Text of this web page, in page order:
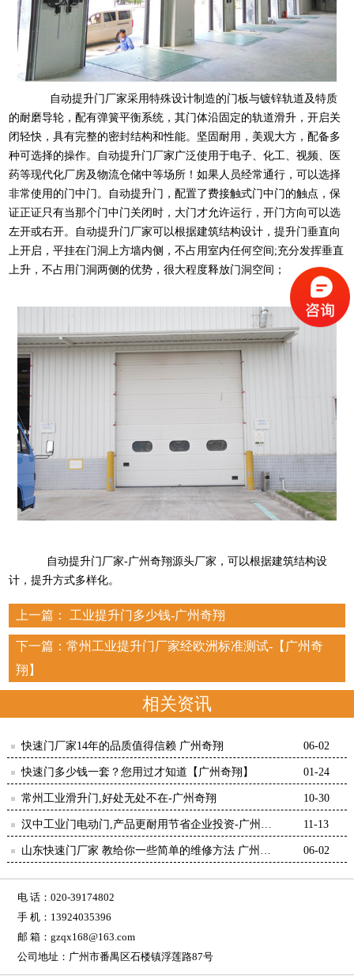
自动提升门厂家采用特殊设计制造的门板与镀锌轨道及特质
的耐磨导轮，配有弹簧平衡系统，其门体沿固定的轨道滑升，开启关
闭轻快，具有完整的密封结构和性能。坚固耐用，美观大方，配备多
种可选择的操作。自动提升门厂家广泛使用于电子、化工、视频、医
药等现代化厂房及物流仓储中等场所！如果人员经常通行，可以选择
非常使用的门中门。自动提升门，配置了费接触式门中门的触点，保
证正证只有当那个门中门关闭时，大门才允许运行，开门方向可以选
左开或右开。自动提升门厂家可以根据建筑结构设计，提升门垂直向
上开启，平挂在门洞上方墙内侧，不占用室内任何空间;充分发挥垂直
上升，不占用门洞两侧的优势，很大程度释放门洞空间；
自动提升门厂家-广州奇翔源头厂家，可以根据建筑结构设
计，提升方式多样化。
上一篇： 工业提升门多少钱-广州奇翔
下一篇： 常州工业提升门厂家经欧洲标准测试-【广州奇
翔】
相关资讯
快速门厂家14年的品质值得信赖 广州奇翔 06-02
快速门多少钱一套？您用过才知道【广州奇翔】 01-24
常州工业滑升门,好处无处不在-广州奇翔 10-30
汉中工业门电动门,产品更耐用节省企业投资-广州奇
翔
11-13
山东快速门厂家 教给你一些简单的维修方法 广州奇
06-02
电 话：020-39174802
手 机：13924035396
邮 箱：gzqx168@163.com
公司地址：广州市番禺区石楼镇浮莲路87号